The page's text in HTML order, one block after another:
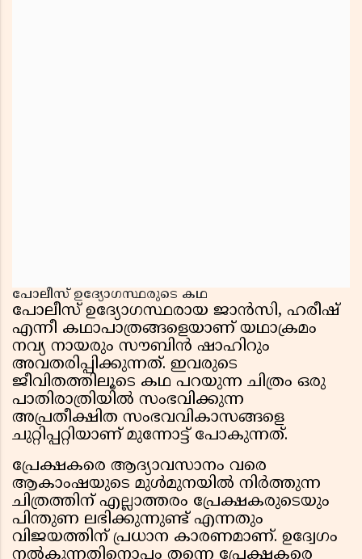
പോലീസ് ഉദ്യോഗസ്ഥരുടെ കഥ
പോലീസ് ഉദ്യോഗസ്ഥരായ ജാൻസി, ഹരീഷ്
എന്നീ കഥാപാത്രങ്ങളെയാണ് യഥാക്രമം
നവ്യ നായരും സൗബിൻ ഷാഹിറും
അവതരിപ്പിക്കുന്നത്. ഇവരുടെ
ജീവിതത്തിലൂടെ കഥ പറയുന്ന ചിത്രം ഒരു
പാതിരാത്രിയിൽ സംഭവിക്കുന്ന
അപ്രതീക്ഷിത സംഭവവികാസങ്ങളെ
ചുറ്റിപ്പറ്റിയാണ് മുന്നോട്ട് പോകുന്നത്.
പ്രേക്ഷകരെ ആദ്യാവസാനം വരെ
ആകാംഷയുടെ മുൾമുനയിൽ നിർത്തുന്ന
ചിത്രത്തിന് എല്ലാത്തരം പ്രേക്ഷകരുടെയും
പിന്തുണ ലഭിക്കുന്നുണ്ട് എന്നതും
വിജയത്തിന് പ്രധാന കാരണമാണ്. ഉദ്വേഗം